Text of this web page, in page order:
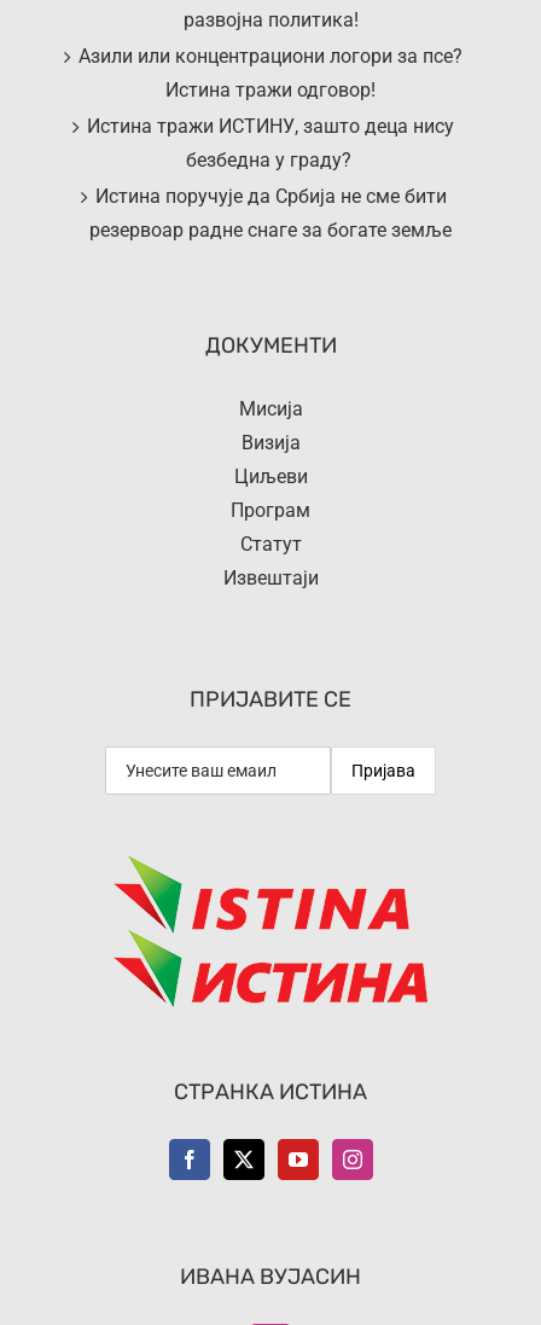
развојна политика!
Азили или концентрациони логори за псе?
Истина тражи одговор!
Истина тражи ИСТИНУ, зашто деца нису
безбедна у граду?
Истина поручује да Србија не сме бити
резервоар радне снаге за богате земље
ДОКУМЕНТИ
Мисија
Визија
Циљеви
Програм
Статут
Извештаји
ПРИЈАВИТЕ СЕ
СТРАНКА ИСТИНА
ИВАНА ВУЈАСИН